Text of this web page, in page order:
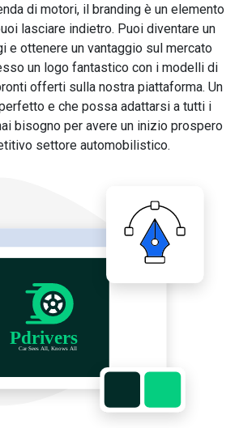
di motori, il branding è un elemento
lasciare indietro. Puoi diventare un
e ottenere un vantaggio sul mercato
un logo fantastico con i modelli di
offerti sulla nostra piattaforma. Un
e che possa adattarsi a tutti i
bisogno per avere un inizio prospero
settore automobilistico.